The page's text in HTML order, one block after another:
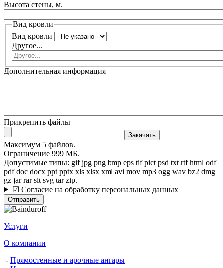
Высота стены, м.
Вид кровли
Вид кровли
Другое...
Дополнительная информация
Прикрепить файлы
Максимум 5 файлов.
Ограничение 999 МБ.
Допустимые типы: gif jpg png bmp eps tif pict psd txt rtf html odf
pdf doc docx ppt pptx xls xlsx xml avi mov mp3 ogg wav bz2 dmg
gz jar rar sit svg tar zip.
☑ Согласие на обработку персональных данных
Услуги
О компании
- Прямостенные и арочные ангары